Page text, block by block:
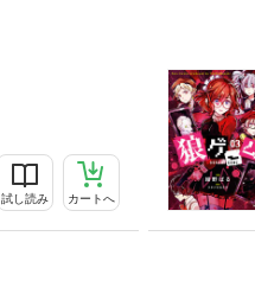
試し読み カートへ